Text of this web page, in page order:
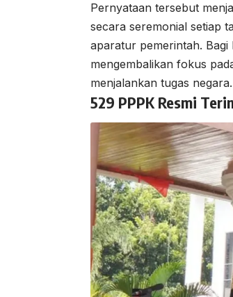
Pernyataan tersebut
secara seremonial setiap
aparatur pemerintah.
mengembalikan fokus
menjalankan tugas negara.
529 PPPK Resmi